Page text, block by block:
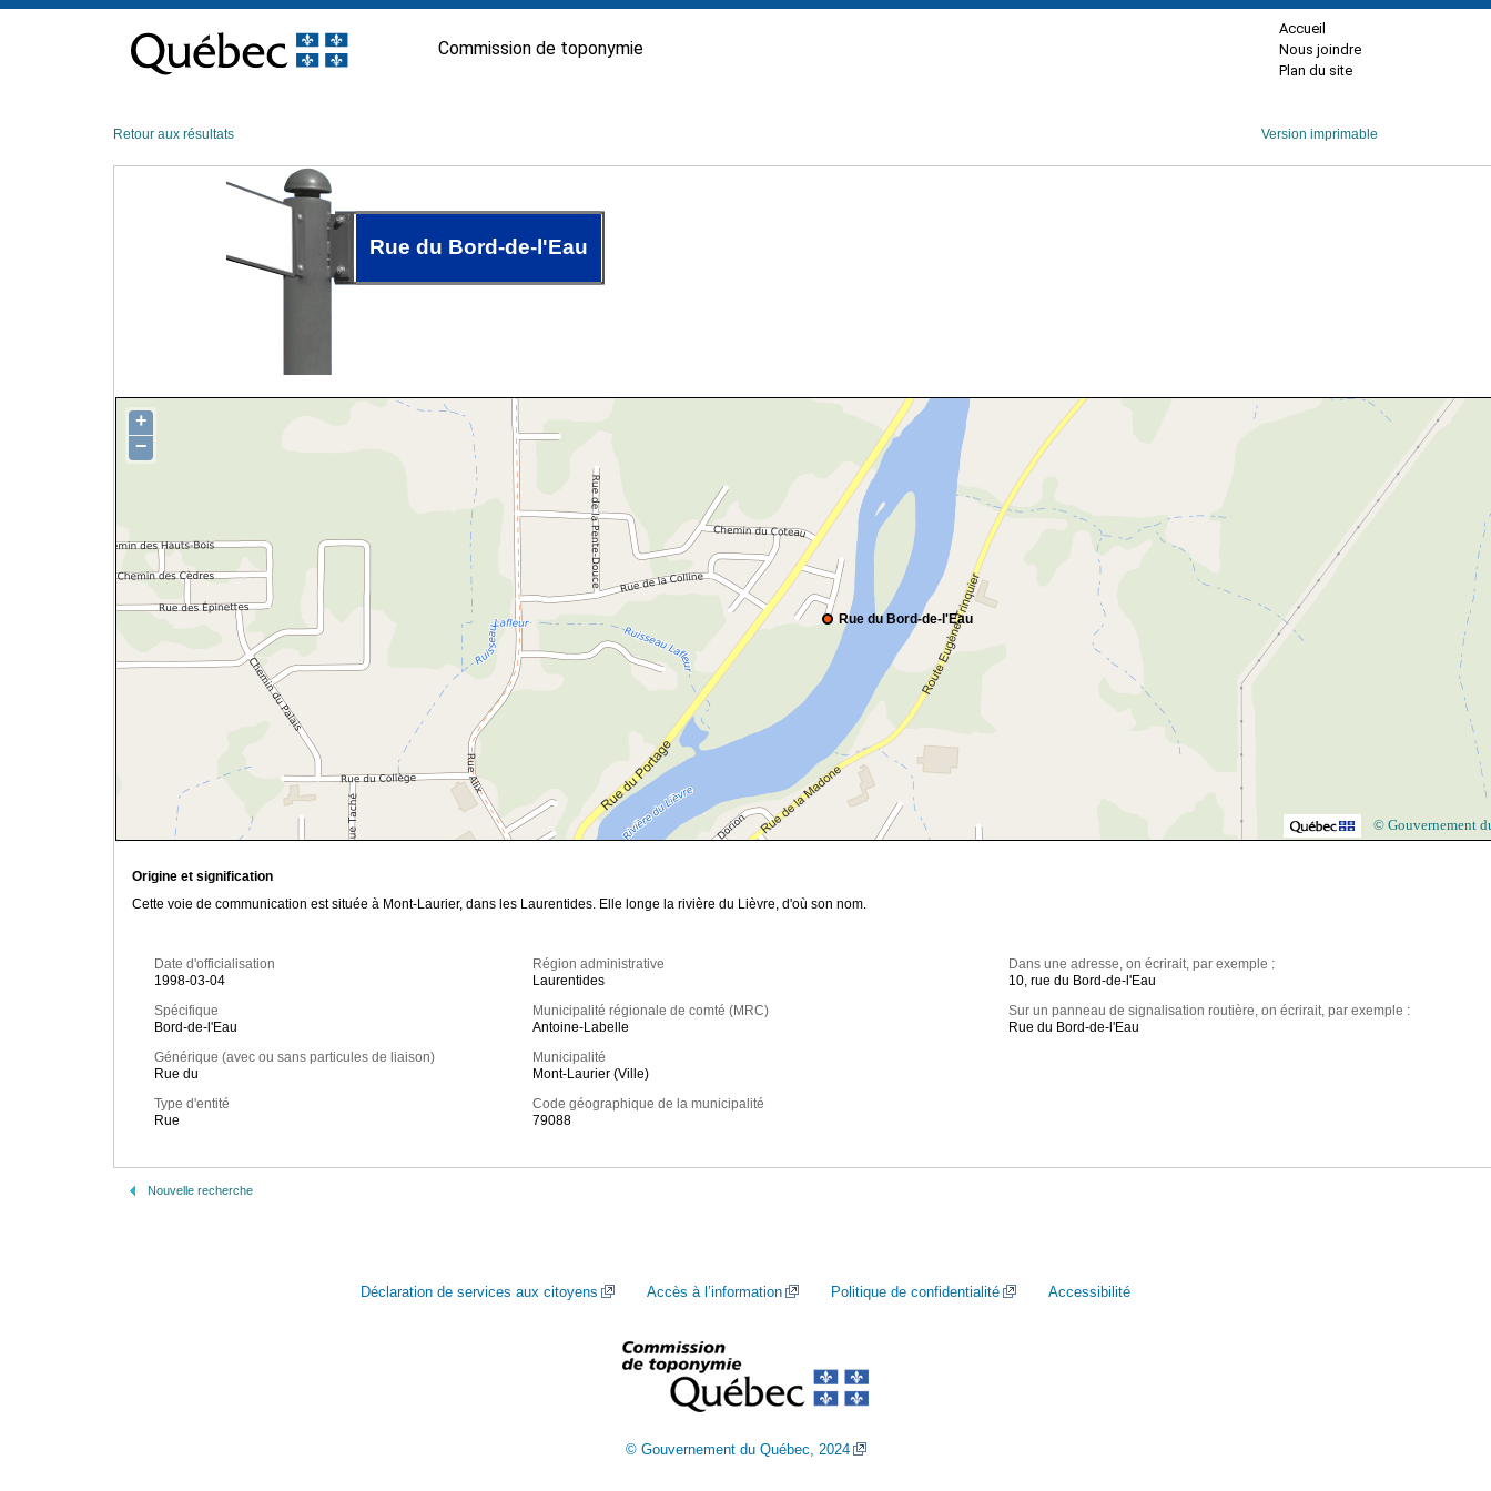
contenu
Commission de toponymie
Accueil
Nous joindre
Plan du site
Retour aux résultats Version imprimable
Rue du Bord-de-l'Eau
Rue du Bord-de-l'Eau
+
−
© Gouvernement
Origine et signification
Cette voie de communication est située à Mont-Laurier, dans les Laurentides. Elle longe la rivière du Lièvre, d'où son nom.
Date d'officialisation
1998-03-04
Spécifique
Bord-de-l'Eau
Générique (avec ou sans particules de liaison)
Rue du
Type d'entité
Rue
Région administrative
Laurentides
Municipalité régionale de comté (MRC)
Antoine-Labelle
Municipalité
Mont-Laurier (Ville)
Code géographique de la municipalité
79088
Dans une adresse, on écrirait, par exemple :
10, rue du Bord-de-l'Eau
Sur un panneau de signalisation routière, on écrirait, par exemple :
Rue du Bord-de-l'Eau
Nouvelle recherche
Déclaration de services aux citoyens Accès à l’information Politique de confidentialité Accessibilité
© Gouvernement du Québec, 2024